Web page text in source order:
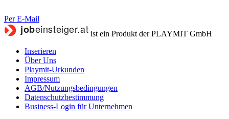
Per E-Mail
ist ein Produkt der PLAYMIT GmbH
Inserieren
Über Uns
Playmit-Urkunden
Impressum
AGB/Nutzungsbedingungen
Datenschutzbestimmung
Business-Login für Unternehmen